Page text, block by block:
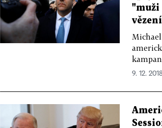
"muži
vězení
9. 12.